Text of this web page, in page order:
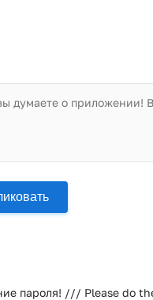
пароля! /// Please do